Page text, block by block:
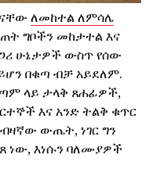
ለመከተል ለምሳሌ
ግቦችን መከታተል እና
ሁኔታዎች ውስጥ የሰው
በቁጣ ብቻ አይደለም.
ላይ ታላቅ ጸሐፊዎች,
እና አንድ ትልቅ ቁጥር
ውጤት, ነገር ግን
ነው, እነሱን ባለሙያዎች